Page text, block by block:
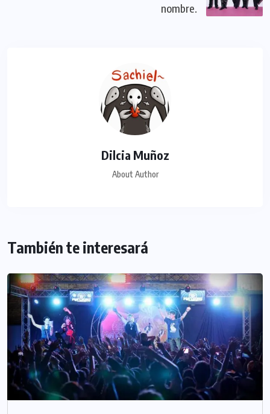
nombre.
Dilcia Muñoz
About Author
También te interesará